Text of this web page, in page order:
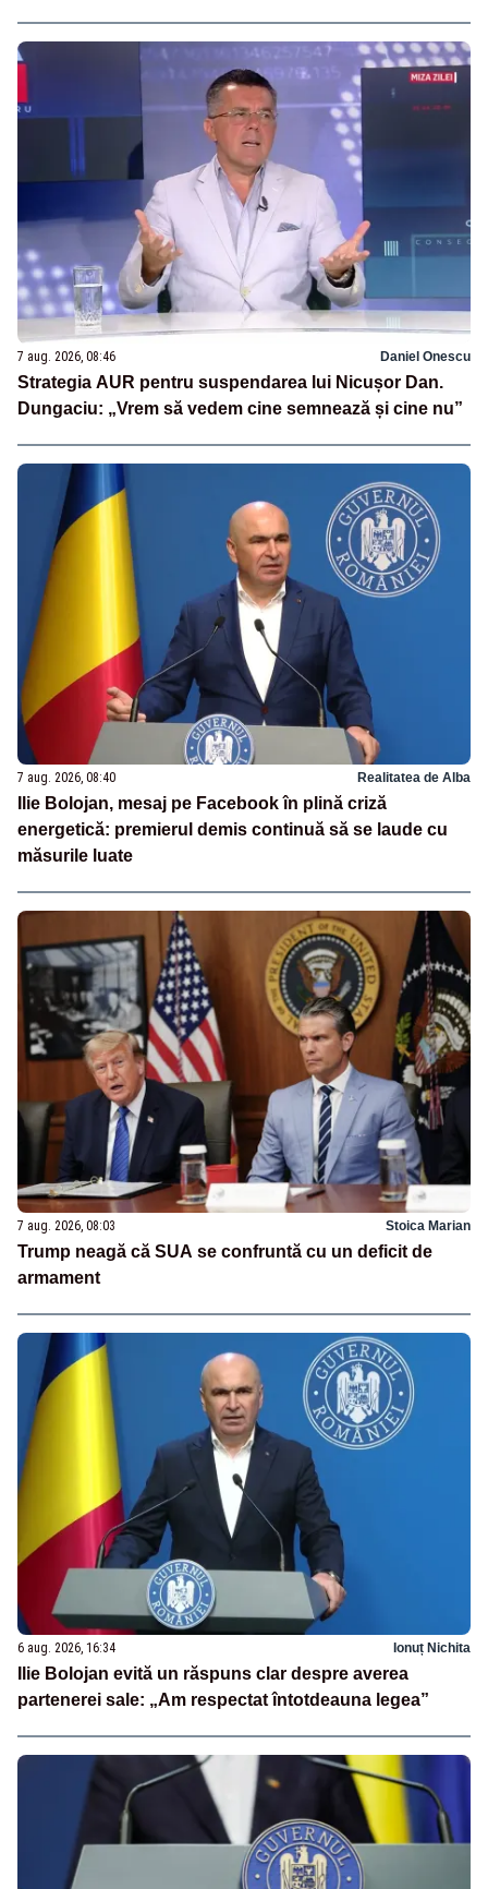
7 aug. 2026, 08:46 Daniel Onescu
Strategia AUR pentru suspendarea lui Nicușor Dan.
Dungaciu: „Vrem să vedem cine semnează și cine nu”
7 aug. 2026, 08:40 Realitatea de Alba
Ilie Bolojan, mesaj pe Facebook în plină criză
energetică: premierul demis continuă să se laude cu
măsurile luate
7 aug. 2026, 08:03 Stoica Marian
Trump neagă că SUA se confruntă cu un deficit de
armament
6 aug. 2026, 16:34 Ionuț Nichita
Ilie Bolojan evită un răspuns clar despre averea
partenerei sale: „Am respectat întotdeauna legea”